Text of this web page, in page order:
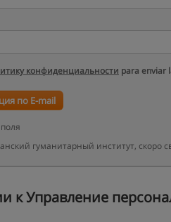
конфиденциальности para enviar
по E-mail
гуманитарный институт, скоро
к Управление